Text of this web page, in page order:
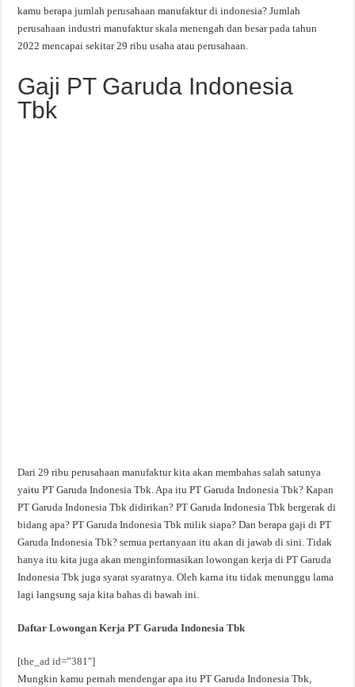
kamu berapa jumlah perusahaan manufaktur di indonesia? Jumlah
perusahaan industri manufaktur skala menengah dan besar pada tahun
2022 mencapai sekitar 29 ribu usaha atau perusahaan.
Gaji PT Garuda Indonesia
Tbk
Dari 29 ribu perusahaan manufaktur kita akan membahas salah satunya
yaitu PT Garuda Indonesia Tbk. Apa itu PT Garuda Indonesia Tbk? Kapan
PT Garuda Indonesia Tbk didirikan? PT Garuda Indonesia Tbk bergerak di
bidang apa? PT Garuda Indonesia Tbk milik siapa? Dan berapa gaji di PT
Garuda Indonesia Tbk? semua pertanyaan itu akan di jawab di sini. Tidak
hanya itu kita juga akan menginformasikan lowongan kerja di PT Garuda
Indonesia Tbk juga syarat syaratnya. Oleh karna itu tidak menunggu lama
lagi langsung saja kita bahas di bawah ini.
Daftar Lowongan Kerja PT Garuda Indonesia Tbk
[the_ad id=”381″]
Mungkin kamu pernah mendengar apa itu PT Garuda Indonesia Tbk,